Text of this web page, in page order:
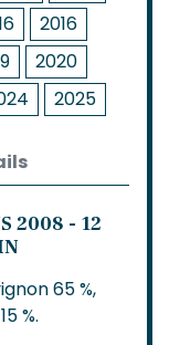
2016
2020
2025
2008 - 12
65 %,
%.